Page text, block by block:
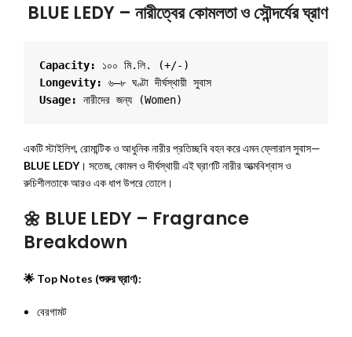
BLUE LEDY – নারীত্বের কোমলতা ও সৌন্দর্যের ঘ্রাণ
Capacity:
১০০ মি.লি. (+/-)
Longevity:
৬–৮ ঘণ্টা দীর্ঘস্থায়ী সুবাস
Usage:
একটি স্টাইলিশ, রোমান্টিক ও আধুনিক নারীর প্রতিচ্ছবি বহন করে এমন ফ্লোরাল সুবাস—
BLUE LEDY। সতেজ, কোমল ও দীর্ঘস্থায়ী এই ঘ্রাণটি নারীর আত্মবিশ্বাস ও
রুচিশীলতাকে আরও এক ধাপ উপরে তোলে।
🌼 BLUE LEDY – Fragrance
Breakdown
🌟 Top Notes (শুরুর ঘ্রাণ):
বেরগামট